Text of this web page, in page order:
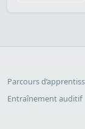
Parcours
Entraînement auditif